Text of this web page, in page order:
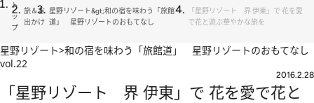
ト
ッ
プ
旅＆お
出かけ
星野リゾート&gt;和の宿を味わう「旅館
道」 星野リゾートのおもてなし
「星野リゾート 界 伊東」で 花を愛
で花と遊ぶ華やかな旅を
星野リゾート>和の宿を味わう「旅館道」 星野リゾートのおもてなし
vol.22
2016.2.28
「星野リゾート 界 伊東」で 花を愛で花と